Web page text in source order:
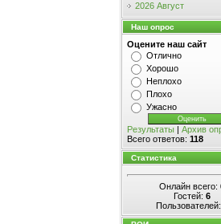
2026 Август
Наш опрос
Оцените наш сайт
Отлично
Хорошо
Неплохо
Плохо
Ужасно
Результаты | Архив
Всего ответов: 118
Статистика
Онлайн всего:
Гостей: 6
Пользователей: